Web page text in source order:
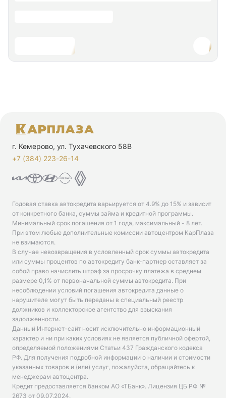
г. Кемерово, ул. Тухачевского 58В
+7 (384) 223-26-14‬
Годовая ставка автокредита варьируется от 4.9% до 15% и зависит
от конкретного банка, суммы займа и кредитной программы.
Минимальный срок погашения от 1 года, максимальный - 8 лет.
При этом любые дополнительные комиссии автоцентром КарПлаза
не взимаются.
В случае невозвращения в условленный срок суммы автокредита
или суммы процентов по автокредиту банк-партнер оставляет за
собой право начислить штраф за просрочку платежа в среднем
размере 0,1% от первоначальной суммы автокредита. При
несоблюдении условий погашения автокредита данные о
нарушителе могут быть переданы в специальный реестр
должников и коллекторское агентство для взыскания
задолженности.
Данный Интернет-сайт носит исключительно информационный
характер и ни при каких условиях не является публичной офертой,
определяемой положениями Статьи 437 Гражданского кодекса
РФ. Для получения подробной информации о наличии и стоимости
указанных товаров и (или) услуг, пожалуйста, обращайтесь к
менеджерам автоцентра.
Кредит предоставляется банком АО «ТБанк». Лицензия ЦБ РФ №
2673 от 09.07.2024.